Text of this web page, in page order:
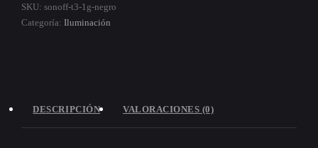
SKU:sonoff-t3-1g-negro
Categoría:Iluminación
DESCRIPCIÓN VALORACIONES (0)